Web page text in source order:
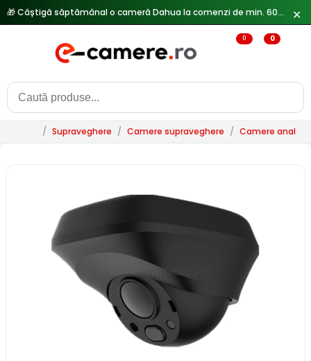
✕
0 0
/ Supraveghere / Camere supraveghere / Camere